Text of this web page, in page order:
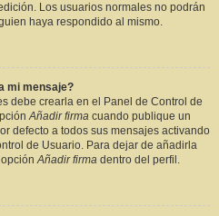
Los usuarios normales no podrán
haya respondido al mismo.
mi mensaje?
debe crearla en el Panel de Control de
Añadir firma cuando publique un
defecto a todos sus mensajes activando
de Usuario. Para dejar de añadirla
opciónAñadir firma dentro del perfil.